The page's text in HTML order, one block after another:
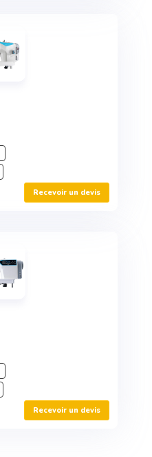
Recevoir un devis
Recevoir un devis